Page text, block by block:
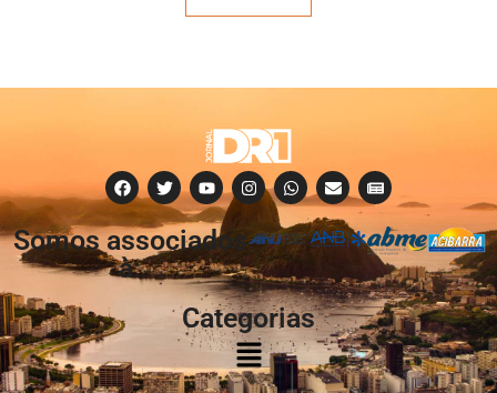
Somos associados
à:
Categorias